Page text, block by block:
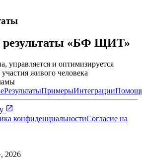
результаты «БФ ЩИТ»
управляется и оптимизируется
живого человека
РезультатыПримерыИнтеграции
конфиденциальностиСогласие на
, 2026